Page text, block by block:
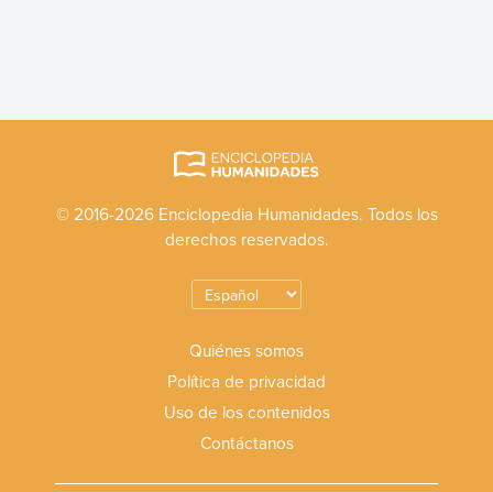
© 2016-2026 Enciclopedia Humanidades. Todos los
derechos reservados.
Quiénes somos
Política de privacidad
Uso de los contenidos
Contáctanos